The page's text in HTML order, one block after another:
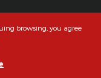
browsing, you agree